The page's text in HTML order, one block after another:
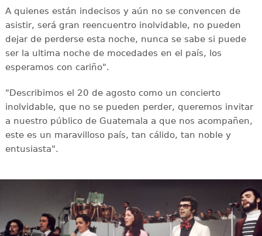
A quienes están indecisos y aún no se convencen de
asistir, será gran reencuentro inolvidable, no pueden
dejar de perderse esta noche, nunca se sabe si puede
ser la ultima noche de mocedades en el país, los
esperamos con cariño".
"Describimos el 20 de agosto como un concierto
inolvidable, que no se pueden perder, queremos invitar
a nuestro público de Guatemala a que nos acompañen,
este es un maravilloso país, tan cálido, tan noble y
entusiasta".